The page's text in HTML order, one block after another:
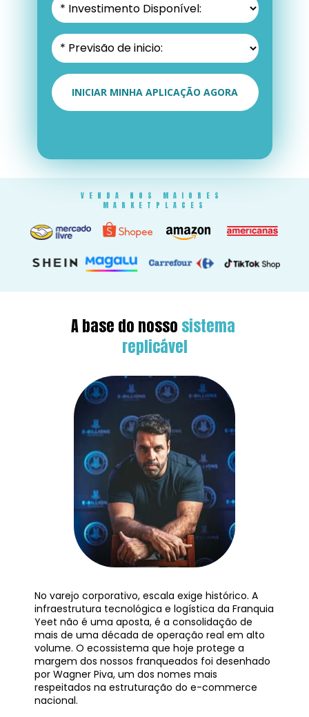
INICIAR MINHA APLICAÇÃO AGORA
VENDA NOS MAIORES
MARKETPLACES
A base do nosso sistema
replicável
No varejo corporativo, escala exige histórico. A
infraestrutura tecnológica e logística da Franquia
Yeet não é uma aposta, é a consolidação de
mais de uma década de operação real em alto
volume. O ecossistema que hoje protege a
margem dos nossos franqueados foi desenhado
por Wagner Piva, um dos nomes mais
respeitados na estruturação do e-commerce
nacional.